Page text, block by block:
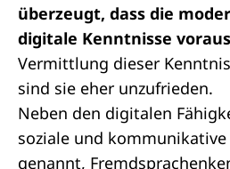
überzeugt, dass die
digitale Kenntnisse
Vermittlung dieser
sind sie eher unzufrieden.
Neben den digitalen
soziale und
genannt,